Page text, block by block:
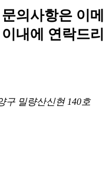
의사항은 이메
내에 연락드리
구 밀량산신현 140호